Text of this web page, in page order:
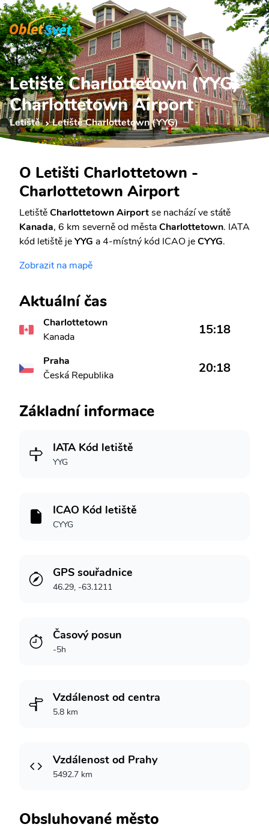
Letiště Charlottetown (YYG)
Charlottetown Airport
Letiště Letiště Charlottetown (YYG)
O Letišti Charlottetown -
Charlottetown Airport
LetištěCharlottetown Airportse nachází ve státě
Kanada, 6 km severně od městaCharlottetown. IATA
kód letiště jeYYG a 4-místný kód ICAO jeCYYG.
Zobrazit na mapě
Aktuální čas
Charlottetown
Kanada
15:18
Praha
Česká Republika
20:18
Základní informace
IATA Kód letiště
YYG
ICAO Kód letiště
CYYG
GPS souřadnice
46.29, -63.1211
Časový posun
-5h
Vzdálenost od centra
5.8 km
Vzdálenost od Prahy
5492.7 km
Obsluhované město